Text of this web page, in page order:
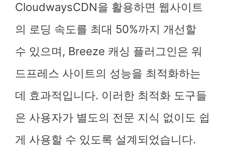
CloudwaysCDN을 활용하면 웹사이트
의 로딩 속도를 최대 50%까지 개선할
수 있으며, Breeze 캐싱 플러그인은 워
드프레스 사이트의 성능을 최적화하는
데 효과적입니다. 이러한 최적화 도구들
은 사용자가 별도의 전문 지식 없이도 쉽
게 사용할 수 있도록 설계되었습니다.